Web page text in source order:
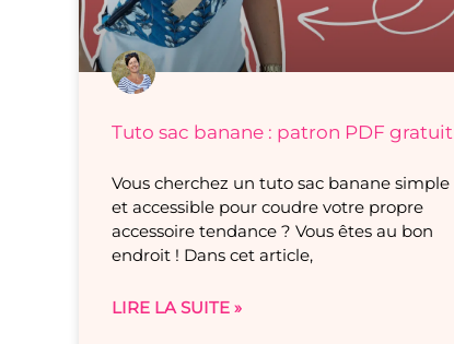
Tuto sac banane : patron PDF gratuit
Vous cherchez un tuto sac banane simple
et accessible pour coudre votre propre
accessoire tendance ? Vous êtes au bon
endroit ! Dans cet article,
LIRE LA SUITE »